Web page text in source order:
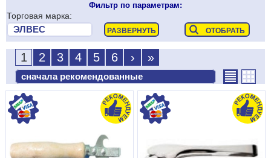
Фильтр по параметрам:
Торговая марка:
1 2 3 4 5 6 › »